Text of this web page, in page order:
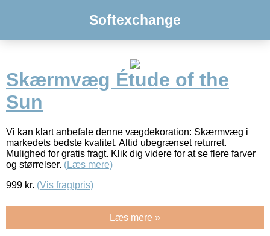
Softexchange
Skærmvæg Étude of the
Sun
Vi kan klart anbefale denne vægdekoration: Skærmvæg i
markedets bedste kvalitet. Altid ubegrænset returret.
Mulighed for gratis fragt. Klik dig videre for at se flere farver
og størrelser. (Læs mere)
999 kr. (Vis fragtpris)
Læs mere »